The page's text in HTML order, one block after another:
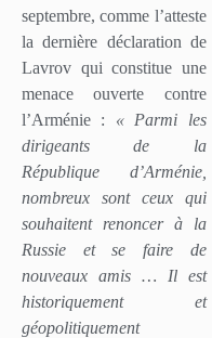
septembre, comme l’atteste
la dernière déclaration de
Lavrov qui constitue une
menace ouverte contre
l’Arménie : « Parmi les
dirigeants de la
République d’Arménie,
nombreux sont ceux qui
souhaitent renoncer à la
Russie et se faire de
nouveaux amis … Il est
historiquement et
géopolitiquement